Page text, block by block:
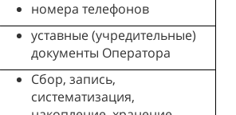
номера телефонов
уставные (учредительные)
документы Оператора
Сбор, запись,
систематизация,